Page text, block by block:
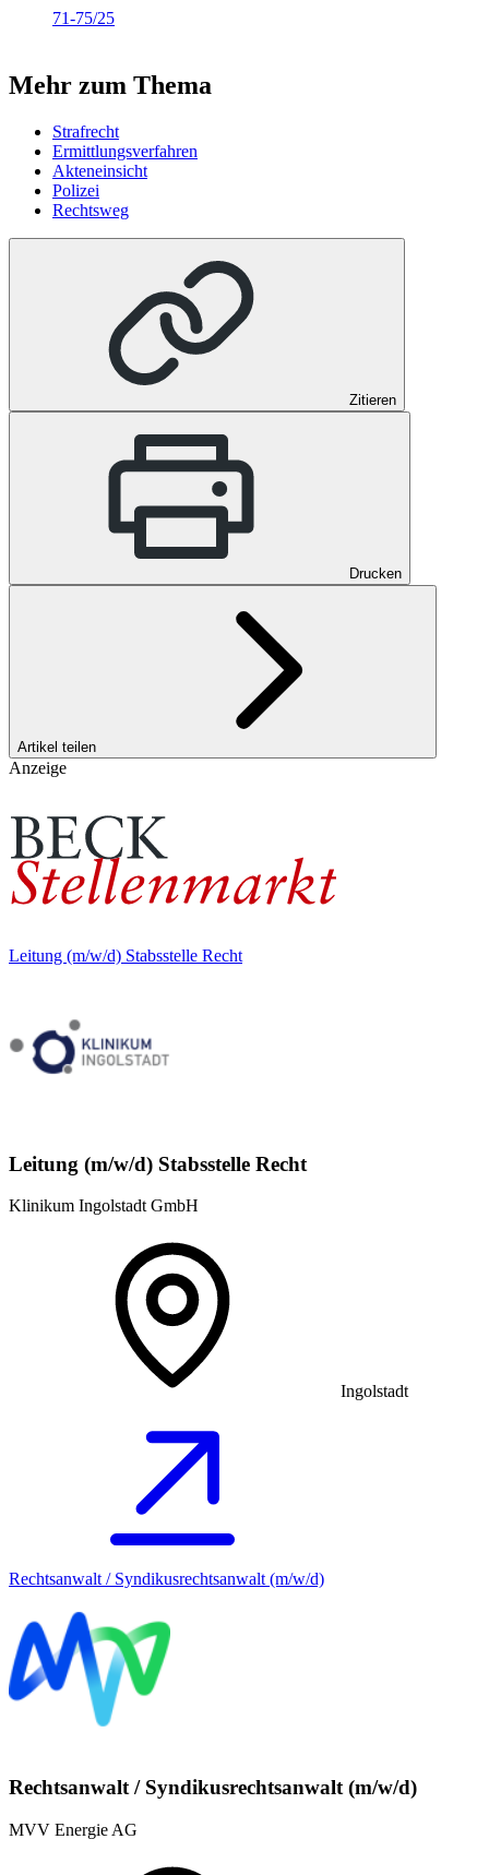
71-75/25
Mehr zum Thema
Strafrecht
Ermittlungsverfahren
Akteneinsicht
Polizei
Rechtsweg
Zitieren
Drucken
Artikel teilen
Anzeige
Leitung (m/w/d) Stabsstelle Recht
Leitung (m/w/d) Stabsstelle Recht
Klinikum Ingolstadt GmbH
Ingolstadt
Rechtsanwalt / Syndikusrechtsanwalt (m/w/d)
Rechtsanwalt / Syndikusrechtsanwalt (m/w/d)
MVV Energie AG